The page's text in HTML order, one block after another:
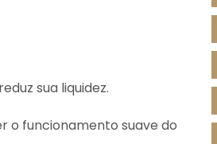
sua liquidez.
o funcionamento suave do